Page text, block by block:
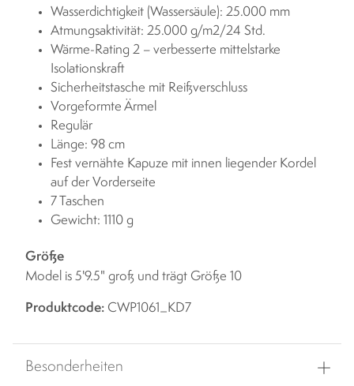
Wasserdichtigkeit (Wassersäule): 25.000 mm
Atmungsaktivität: 25.000 g/m2/24 Std.
Wärme-Rating 2 – verbesserte mittelstarke
Isolationskraft
Sicherheitstasche mit Reißverschluss
Vorgeformte Ärmel
Regulär
Länge: 98 cm
Fest vernähte Kapuze mit innen liegender Kordel
auf der Vorderseite
7 Taschen
Gewicht: 1110 g
Größe
Model is 5'9.5" groß und trägt Größe 10
Produktcode: CWP1061_KD7
Besonderheiten